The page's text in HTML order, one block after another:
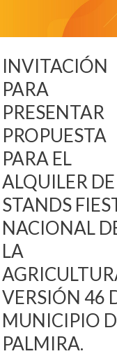
INVITACIÓN
PARA
PRESENTAR
PROPUESTA
PARA EL
ALQUILER DE
STANDS
NACIONAL
LA
VERSIÓN 46
MUNICIPIO
PALMIRA.
FIESTA
NACIONAL
DE
LA
AGRICULTURA
VERSIÓN
46
DEL
MUNICIPIO
DE
PALMIRA.